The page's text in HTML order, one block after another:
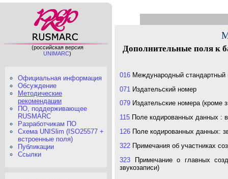
(российская версия
UNIMARC)
Официальная информация
Обсуждение
Методические
рекомендации
ПО, поддерживающее
RUSMARC
Разработчикам ПО
Схема UNISlim (ISO25577 +
встроенные поля)
Публикации
Ссылки
Дополнительные поля к
016 Международный стандартный
071 Издательский номер
079 Издательские номера (кроме
115 Поле кодированных данных :
126 Поле кодированных данных:
322 Примечания об участниках
323 Примечание о главных
звукозаписи)